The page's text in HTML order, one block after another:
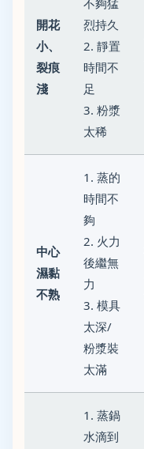
開花
小、
裂痕
淺
不夠猛
烈持久
2. 靜置
時間不
足
3. 粉漿
太稀
中心
濕黏
不熟
1. 蒸的
時間不
夠
2. 火力
後繼無
力
3. 模具
太深/
粉漿裝
太滿
1. 蒸鍋
水滴到